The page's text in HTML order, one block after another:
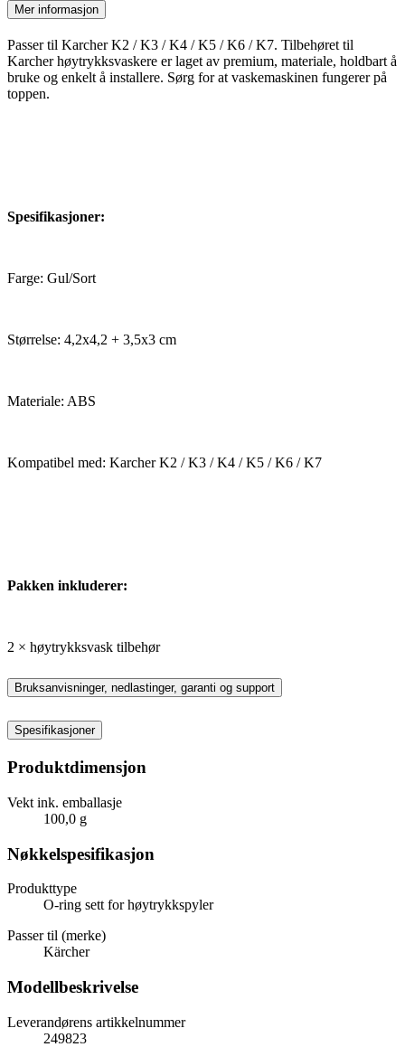
Mer informasjon
Passer til Karcher K2 / K3 / K4 / K5 / K6 / K7. Tilbehøret til
Karcher høytrykksvaskere er laget av premium, materiale, holdbart å
bruke og enkelt å installere. Sørg for at vaskemaskinen fungerer på
toppen.
Spesifikasjoner:
Farge: Gul/Sort
Størrelse: 4,2x4,2 + 3,5x3 cm
Materiale: ABS
Kompatibel med: Karcher K2 / K3 / K4 / K5 / K6 / K7
Pakken inkluderer:
2 × høytrykksvask tilbehør
Bruksanvisninger, nedlastinger, garanti og support
Spesifikasjoner
Produktdimensjon
Vekt ink. emballasje
100,0 g
Nøkkelspesifikasjon
Produkttype
O-ring sett for høytrykkspyler
Passer til (merke)
Kärcher
Modellbeskrivelse
Leverandørens artikkelnummer
249823